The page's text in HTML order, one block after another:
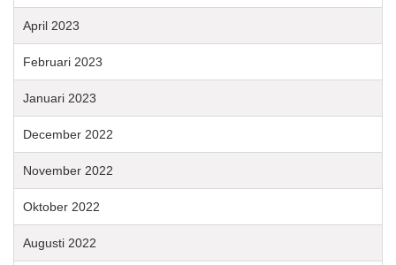
April 2023
Februari 2023
Januari 2023
December 2022
November 2022
Oktober 2022
Augusti 2022